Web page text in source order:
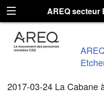
AREQ secteur
2017-03-24 La Cabane